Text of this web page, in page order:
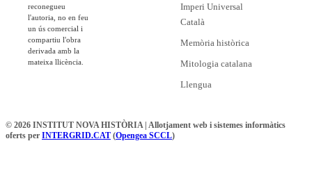
reconegueu
l'autoria, no en feu
un ús comercial i
compartiu l'obra
derivada amb la
mateixa llicència.
Imperi Universal
Català
Memòria històrica
Mitologia catalana
Llengua
© 2026 INSTITUT NOVA HISTÒRIA | Allotjament web i sistemes informàtics
oferts per INTERGRID.CAT (Opengea SCCL)